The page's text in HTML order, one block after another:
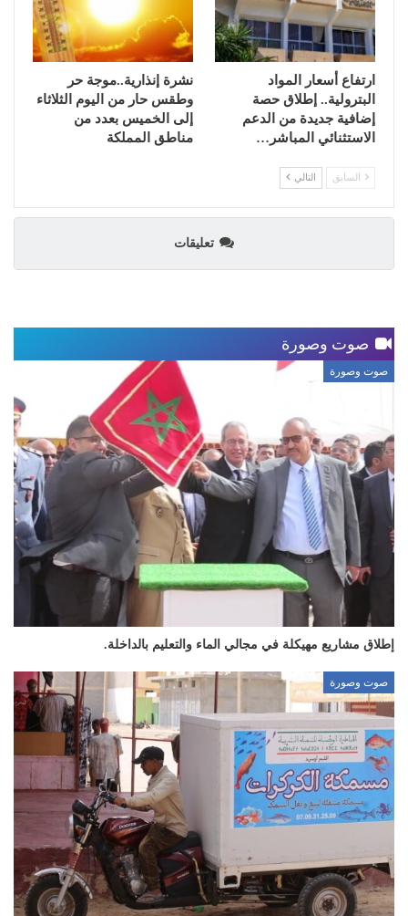
ارتفاع أسعار المواد
البترولية.. إطلاق حصة
إضافية جديدة من الدعم
الاستثنائي المباشر…
نشرة إنذارية..موجة حر
وطقس حار من اليوم الثلاثاء
إلى الخميس بعدد من
مناطق المملكة
السابق التالي
تعليقات
صوت وصورة
صوت وصورة
إطلاق مشاريع مهيكلة في مجالي الماء والتعليم بالداخلة.
صوت وصورة